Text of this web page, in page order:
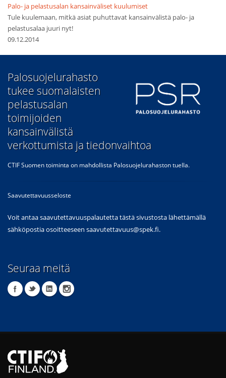
Palo- ja pelastusalan kansainväliset kuulumiset
Tule kuulemaan, mitkä asiat puhuttavat kansainvälistä palo- ja
pelastusalaa juuri nyt!
09.12.2014
​Palosuojelurahasto
tukee suomalaisten
pelastusalan
toimijoiden
kansainvälistä
verkottumista ja tiedonvaihtoa
CTIF Suomen toiminta on mahdollista Palosuojelurahaston tuella.
Saavutettavuusseloste
Voit antaa saavutettavuuspalautetta tästä sivustosta lähettämällä
sähköpostia osoitteeseen saavutettavuus@spek.fi.
Seuraa meitä